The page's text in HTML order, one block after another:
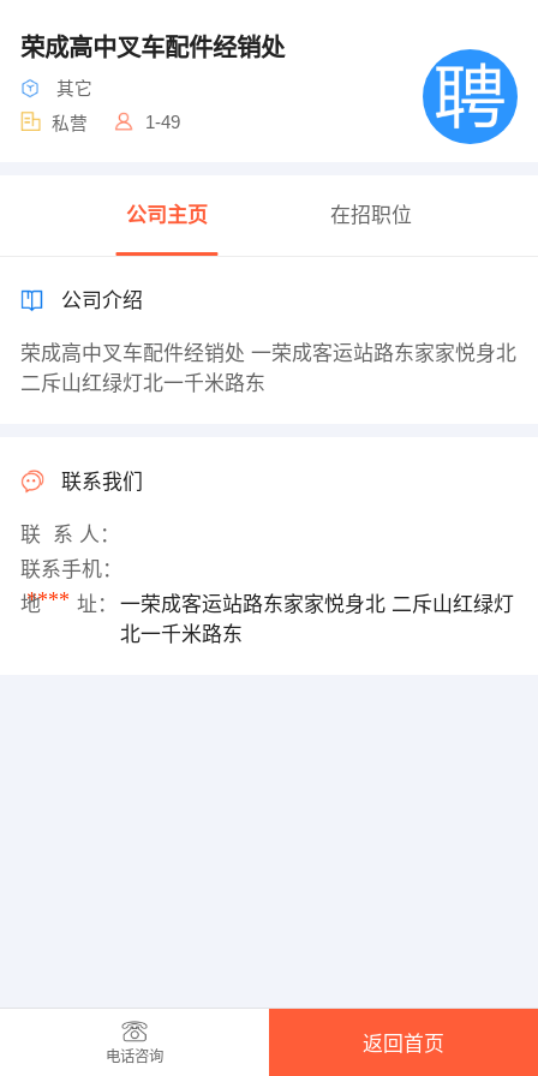
荣成高中叉车配件经销处
其它
私营
1-49
公司主页 在招职位
公司介绍
荣成高中叉车配件经销处 一荣成客运站路东家家悦身北
二斥山红绿灯北一千米路东
联系我们
联 系 人：
联系手机：
****
地 址：
一荣成客运站路东家家悦身北 二斥山红绿灯
北一千米路东
电话咨询
返回首页